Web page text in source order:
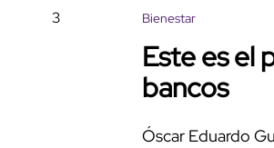
3 Bienestar
Este es el
bancos
Óscar Eduardo